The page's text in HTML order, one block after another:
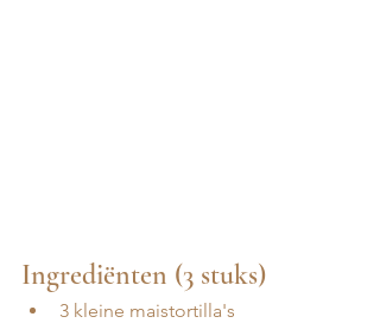
Ingrediënten (3 stuks)
3 kleine maistortilla's